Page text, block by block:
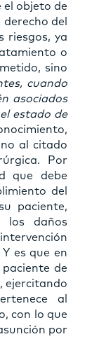
el objeto de
del
riesgos, ya
o
sino
cuando
asociados
estado de
al citado
Por
que debe
del
paciente,
los daños
es que en
de
ejercitando
al
con lo que
por